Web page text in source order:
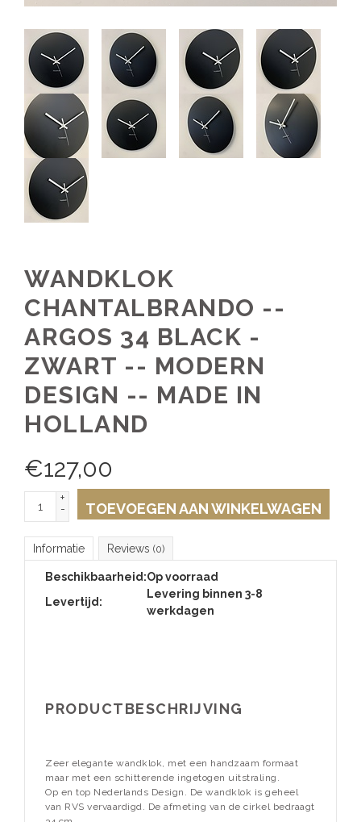
WANDKLOK
CHANTALBRANDO --
ARGOS 34 BLACK -
ZWART -- MODERN
DESIGN -- MADE IN
HOLLAND
€127,00
+
-
TOEVOEGEN AAN WINKELWAGEN
Informatie Reviews (0)
Beschikbaarheid:Op voorraad
Levertijd:
Levering binnen 3-8
werkdagen
PRODUCTBESCHRIJVING
Zeer elegante wandklok, met een handzaam formaat
maar met een schitterende ingetogen uitstraling.
Op en top Nederlands Design. De wandklok is geheel
van RVS vervaardigd. De afmeting van de cirkel bedraagt